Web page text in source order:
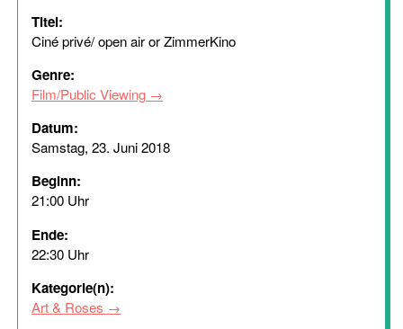
Titel:
Ciné privé/ open air or ZimmerKino
Genre:
Film/Public Viewing
Datum:
Samstag, 23. Juni 2018
Beginn:
21:00 Uhr
Ende:
22:30 Uhr
Kategorie(n):
Art & Roses